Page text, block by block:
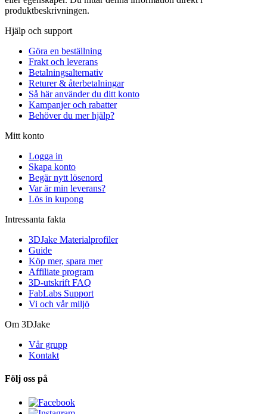
produktbeskrivningen.
Hjälp och support
Göra en beställning
Frakt och leverans
Betalningsalternativ
Returer & återbetalningar
Så här använder du ditt konto
Kampanjer och rabatter
Behöver du mer hjälp?
Mitt konto
Logga in
Skapa konto
Begär nytt lösenord
Var är min leverans?
Lös in kupong
Intressanta fakta
3DJake Materialprofiler
Guide
Köp mer, spara mer
Affiliate program
3D-utskrift FAQ
FabLabs Support
Vi och vår miljö
Om 3DJake
Vår grupp
Kontakt
Följ oss på